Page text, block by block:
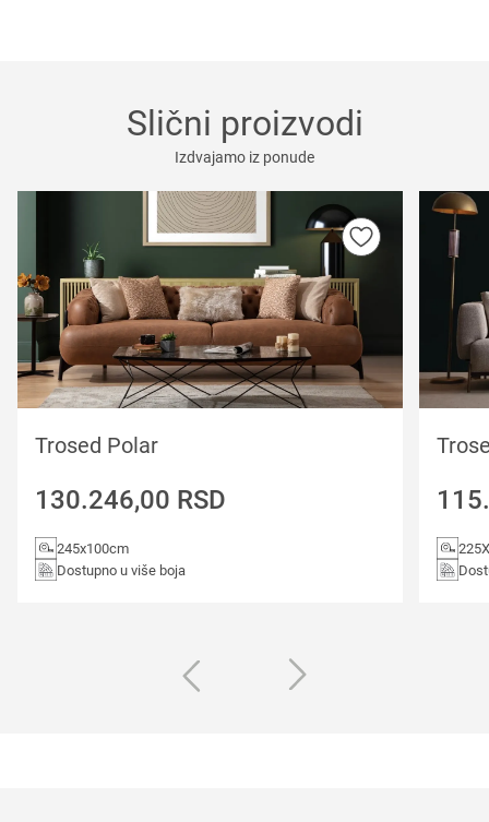
Slični proizvodi
Izdvajamo iz ponude
Trosed Polar
130.246,00 RSD
245x100cm
Dostupno u više boja